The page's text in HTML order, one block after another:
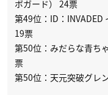
ボガード） 24票
第49位：ID：INVADED
19票
第50位：みだらな青ち
票
第50位：天元突破グレ